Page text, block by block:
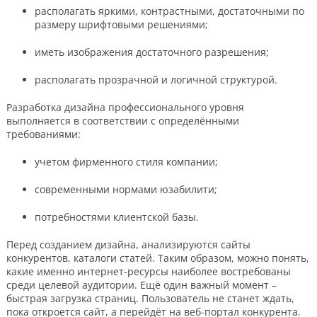
располагать яркими, контрастными, достаточными по
размеру шрифтовыми решениями;
иметь изображения достаточного разрешения;
располагать прозрачной и логичной структурой.
Разработка дизайна профессионального уровня
выполняется в соответствии с определёнными
требованиями:
учетом фирменного стиля компании;
современными нормами юзабилити;
потребностями клиентской базы.
Перед созданием дизайна, анализируются сайты
конкурентов, каталоги статей. Таким образом, можно понять,
какие именно интернет-ресурсы наиболее востребованы
среди целевой аудитории. Ещё один важный момент –
быстрая загрузка страниц. Пользователь не станет ждать,
пока откроется сайт, а перейдёт на веб-портал конкурента.